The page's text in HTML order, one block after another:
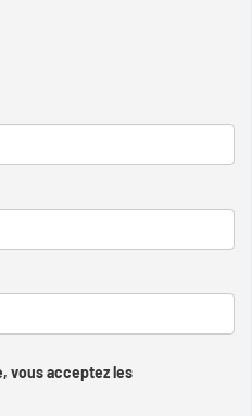
vous acceptez les